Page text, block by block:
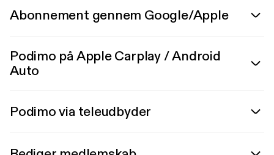
Abonnement gennem Google/Apple
Podimo på Apple Carplay / Android
Auto
Podimo via teleudbyder